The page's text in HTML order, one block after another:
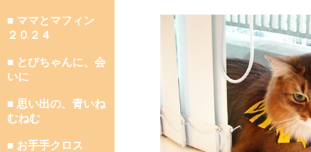
■ ママとマフィン
２０２４
■ とびちゃんに、会
いに
■ 思い出の、青いね
むねむ
■ お手手クロス